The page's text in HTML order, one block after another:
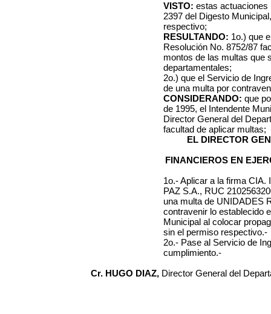
VISTO: estas actuaciones
2397 del Digesto
respectivo;
RESULTANDO: 1o.) que
Resolución No. 8752/87
montos de las multas que
departamentales;
2o.) que el Servicio de
de una multa por
CONSIDERANDO: que
de 1995, el Intendente
Director General del
facultad de aplicar multas;
EL DIRECTOR
FINANCIEROS EN
1o.- Aplicar a la firma CIA.
PAZ S.A., RUC
una multa de UNIDADES
contravenir lo establecido
Municipal al colocar
sin el permiso respectivo.-
2o.- Pase al Servicio de
cumplimiento.-
Cr. HUGO DIAZ, Director General del